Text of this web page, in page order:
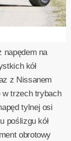
napędem na
kół
z Nissanem
w trzech trybach
tylnej osi
poślizgu kół
obrotowy